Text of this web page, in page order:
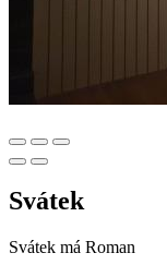
Svátek
Svátek má Roman